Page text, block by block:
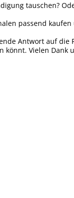
tauschen?
passend
Antwort auf die
Vielen Dank